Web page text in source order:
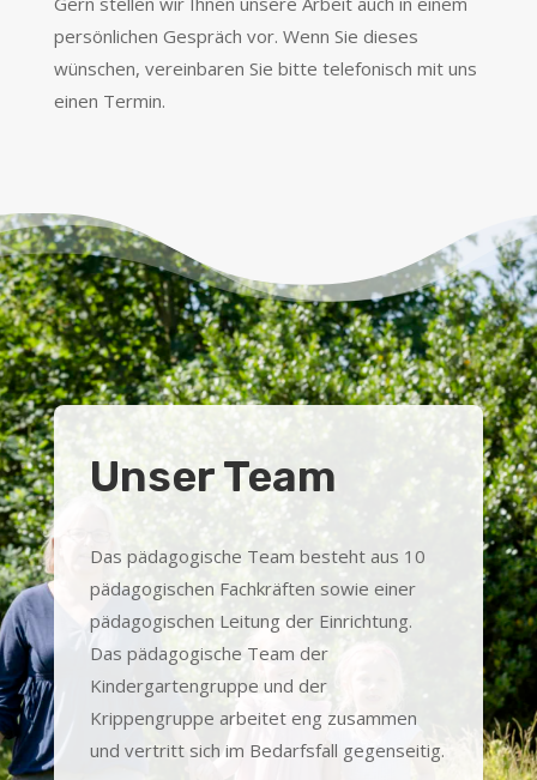
persönlichen Gespräch vor. Wenn Sie dieses
wünschen, vereinbaren Sie bitte telefonisch mit uns
einen Termin.
Unser Team
Das pädagogische Team besteht aus 10
pädagogischen Fachkräften sowie einer
pädagogischen Leitung der Einrichtung.
Das pädagogische Team der
Kindergartengruppe und der
Krippengruppe arbeitet eng zusammen
und vertritt sich im Bedarfsfall gegenseitig.